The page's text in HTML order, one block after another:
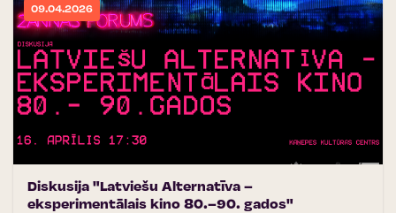
09.04.2026
Diskusija "Latviešu Alternatīva –
eksperimentālais kino 80.–90. gados"